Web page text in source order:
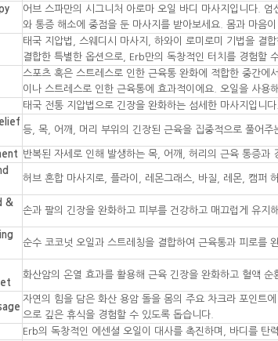
어브 스파만의 시그니처 아로마 오일 바디 마사지입니다.
와 통증 해소에 중점을 둔 마사지를 받아보세요. 몸과 마음
태국 지압법, 스웨디시 마사지, 하와이 로미로미 기법을 결
결합한 특별한 옵션으로, Erb만의 독창적인 터치를 경험할
스포츠 혹은 스트레스로 인한 근육통 완화에 적합한 중간
이나 스트레스로 인한 근육통에 효과적이에요. 오일을 사용
태국 전통 지압법으로 긴장을 완화하는 섬세한 마사지입니
등, 목, 어깨, 머리 부위의 긴장된 근육을 집중적으로 풀어
반복된 자세로 인해 발생하는 목, 어깨, 허리의 근육 통증과
허브 혼합 마사지로, 플라이, 레몬그래스, 바질, 레몬, 캠퍼
&
손과 팔의 긴장을 완화하고 피부를 건강하고 매끄럽게 유지
순수 코코넛 오일과 스트레칭을 결합하여 근육통과 피로를
화산암의 온열 효과를 활용해 근육 긴장을 완화하고 혈액
자연의 힘을 담은 화산 용암 돌을 몸의 주요 차크라 포인트
으로 깊은 휴식을 경험할 수 있도록 돕습니다.
Erb의 독창적인 에센셜 오일이 대사를 촉진하며, 바디를 탄